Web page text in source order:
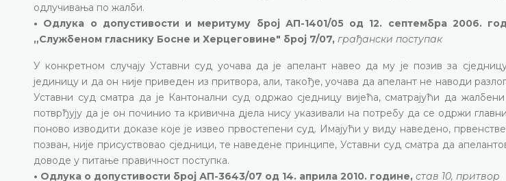
одлучивања по жалби.
• Одлука о допустивости и меритуму број АП-1401/05 од 12. септембра 2006.
„Службеном гласнику Босне и Херцеговине" број 7/07, грађански поступак
У конкретном случају Уставни суд уочава да је апелант навео да му је позив за
јединицу и да он није приведен из притвора, али, такође, уочава да апелант не наводи
Уставни суд сматра да је Кантонални суд одржао сједницу вијећа, сматрајући да
потврђују да је он починио та кривична дјела нису указивали на потребу да се одржи
поново изводити доказе које је извео првостепени суд. Имајући у виду наведено,
позван, није присуствовао сједници, те наведене принципе, Уставни суд сматра да
доводе у питање правичност поступка.
• Одлука о допустивости број АП-3643/07 од 14. априла 2010. године, став 10, притвор